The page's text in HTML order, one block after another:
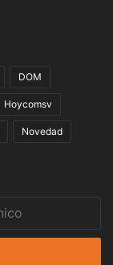
DOM
Hoycomsv
Novedad